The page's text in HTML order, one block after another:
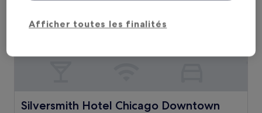
Silversmith Hotel Chicago Downtown
Silversmith Hotel Chicago Downtown
Afficher toutes les finalités